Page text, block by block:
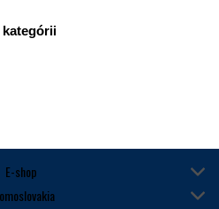
90 mic.
kategórii
E-shop